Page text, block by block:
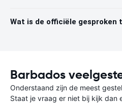
Wat is de officiële gesproken
Barbados
Onderstaand zijn de meest
Staat je vraag er niet bij kijk dan